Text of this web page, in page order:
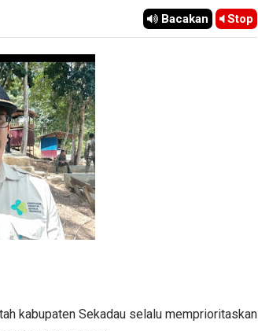
Bacakan Stop
kabupaten Sekadau selalu memprioritaskan